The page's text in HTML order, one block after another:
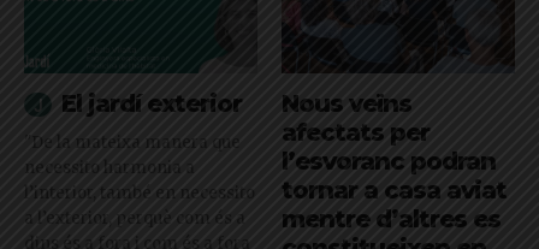
El jardí exterior
"De la mateixa manera que
necessito harmonia a
l’interior, també en necessito
a l’exterior, perquè com és a
dins és a fora i com és a fora
Nous veïns
afectats per
l’esvoranc podran
tornar a casa aviat
mentre d’altres es